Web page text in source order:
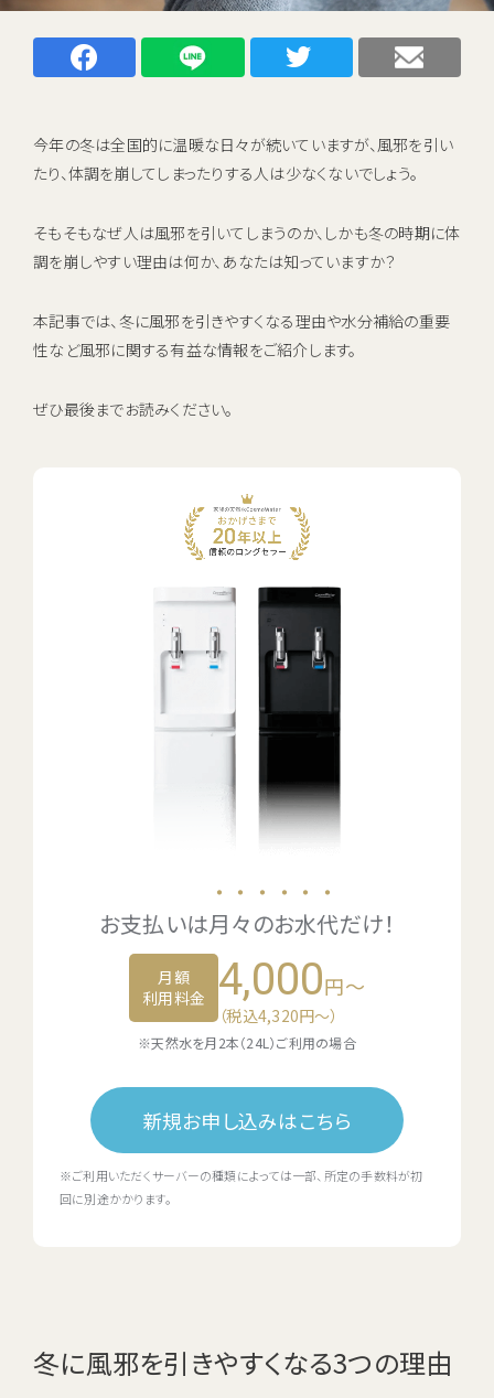
催事・イベント情報
資料請求
企業情報
初期費用 ＋ サーバーレンタル ＋ 送料
すべて0円
FacebookでシェアするLINEでシェアする Twitterでシェアする
今年の冬は全国的に温暖な日々が続いていますが、風邪を引い
たり、体調を崩してしまったりする人は少なくないでしょう。
そもそもなぜ人は風邪を引いてしまうのか、しかも冬の時期に体
調を崩しやすい理由は何か、あなたは知っていますか？
本記事では、冬に風邪を引きやすくなる理由や水分補給の重要
性など風邪に関する有益な情報をご紹介します。
ぜひ最後までお読みください。
お支払いは月々のお水代
・・・・・・
だけ！
月額
利用料金
4,000円～
（税込4,320円〜）
※天然水を月2本（24L）ご利用の場合
新規お申し込みはこちら
※ご利用いただくサーバーの種類によっては一部、所定の手数料が初
回に別途かかります。
冬に風邪を引きやすくなる3つの理由